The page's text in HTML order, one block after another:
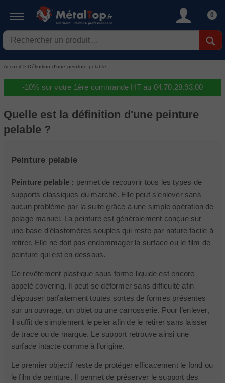
0
Accueil > Définition d'une peinture pelable
-10% sur votre 1ère commande HT au 04.70.28.93.00
Quelle est la définition d'une peinture
pelable ?
Peinture pelable
Peinture pelable : permet de recouvrir tous les types de
supports classiques du marché. Elle peut s’enlever sans
aucun problème par la suite grâce à une simple opération de
pelage manuel. La peinture est généralement conçue sur
une base d’élastomères souples qui reste par nature facile à
retirer. Elle ne doit pas endommager la surface ou le film de
peinture qui est en dessous.
Ce revêtement plastique sous forme liquide est encore
appelé covering. Il peut se déformer sans difficulté afin
d’épouser parfaitement toutes sortes de formes présentes
sur un ouvrage, un objet ou une carrosserie. Pour l’enlever,
il suffit de simplement le peler afin de le retirer sans laisser
de trace ou de marque. Le support retrouve ainsi une
surface intacte comme à l’origine.
Le premier objectif reste de protéger efficacement le fond ou
le film de peinture. Il permet de préserver le support des